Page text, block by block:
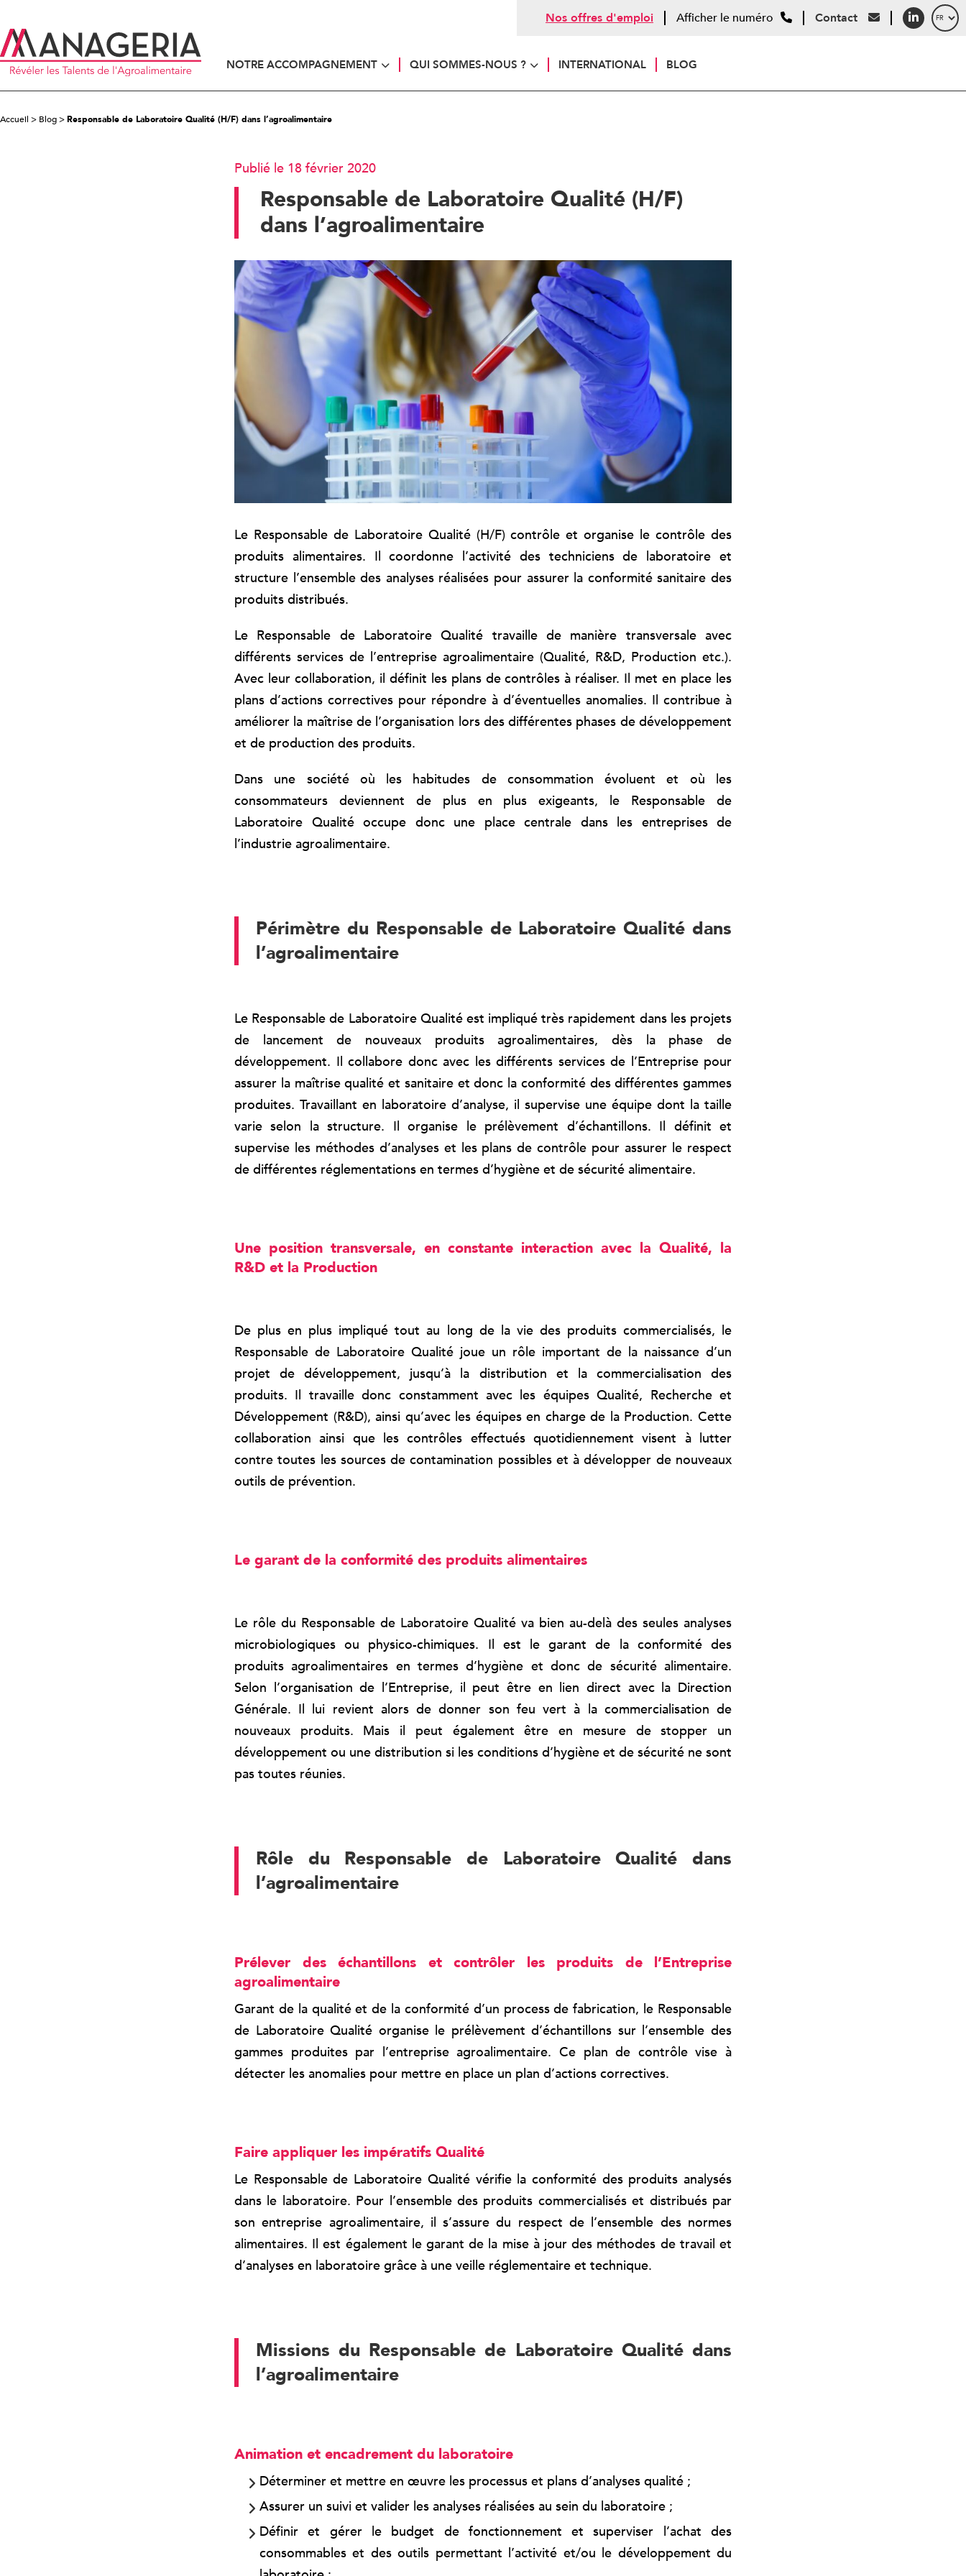
NOTRE ACCOMPAGNEMENT QUI SOMMES-NOUS ? INTERNATIONAL BLOG
Nos offres d'emploi Afficher le numéro Contact
Accueil > Blog>Responsable de Laboratoire Qualité (H/F) dans l’agroalimentaire
Publié le 18 février 2020
Responsable de Laboratoire Qualité (H/F)
dans l’agroalimentaire
Le Responsable de Laboratoire Qualité (H/F) contrôle et organise le contrôle des
produits alimentaires. Il coordonne l’activité des techniciens de laboratoire et
structure l’ensemble des analyses réalisées pour assurer la conformité sanitaire des
produits distribués.
Le Responsable de Laboratoire Qualité travaille de manière transversale avec
différents services de l’entreprise agroalimentaire (Qualité, R&D, Production etc.).
Avec leur collaboration, il définit les plans de contrôles à réaliser. Il met en place les
plans d’actions correctives pour répondre à d’éventuelles anomalies. Il contribue à
améliorer la maîtrise de l’organisation lors des différentes phases de développement
et de production des produits.
Dans une société où les habitudes de consommation évoluent et où les
consommateurs deviennent de plus en plus exigeants, le Responsable de
Laboratoire Qualité occupe donc une place centrale dans les entreprises de
l’industrie agroalimentaire.
Périmètre du Responsable de Laboratoire Qualité dans
l’agroalimentaire
Le Responsable de Laboratoire Qualité est impliqué très rapidement dans les projets
de lancement de nouveaux produits agroalimentaires, dès la phase de
développement. Il collabore donc avec les différents services de l’Entreprise pour
assurer la maîtrise qualité et sanitaire et donc la conformité des différentes gammes
produites. Travaillant en laboratoire d’analyse, il supervise une équipe dont la taille
varie selon la structure. Il organise le prélèvement d’échantillons. Il définit et
supervise les méthodes d’analyses et les plans de contrôle pour assurer le respect
de différentes réglementations en termes d’hygiène et de sécurité alimentaire.
Une position transversale, en constante interaction avec la Qualité, la
R&D et la Production
De plus en plus impliqué tout au long de la vie des produits commercialisés, le
Responsable de Laboratoire Qualité joue un rôle important de la naissance d’un
projet de développement, jusqu’à la distribution et la commercialisation des
produits. Il travaille donc constamment avec les équipes Qualité, Recherche et
Développement (R&D), ainsi qu’avec les équipes en charge de la Production. Cette
collaboration ainsi que les contrôles effectués quotidiennement visent à lutter
contre toutes les sources de contamination possibles et à développer de nouveaux
outils de prévention.
Le garant de la conformité des produits alimentaires
Le rôle du Responsable de Laboratoire Qualité va bien au-delà des seules analyses
microbiologiques ou physico-chimiques. Il est le garant de la conformité des
produits agroalimentaires en termes d’hygiène et donc de sécurité alimentaire.
Selon l’organisation de l’Entreprise, il peut être en lien direct avec la Direction
Générale. Il lui revient alors de donner son feu vert à la commercialisation de
nouveaux produits. Mais il peut également être en mesure de stopper un
développement ou une distribution si les conditions d’hygiène et de sécurité ne sont
pas toutes réunies.
Rôle du Responsable de Laboratoire Qualité dans
l’agroalimentaire
Prélever des échantillons et contrôler les produits de l’Entreprise
agroalimentaire
Garant de la qualité et de la conformité d’un process de fabrication, le Responsable
de Laboratoire Qualité organise le prélèvement d’échantillons sur l’ensemble des
gammes produites par l’entreprise agroalimentaire. Ce plan de contrôle vise à
détecter les anomalies pour mettre en place un plan d’actions correctives.
Faire appliquer les impératifs Qualité
Le Responsable de Laboratoire Qualité vérifie la conformité des produits analysés
dans le laboratoire. Pour l’ensemble des produits commercialisés et distribués par
son entreprise agroalimentaire, il s’assure du respect de l’ensemble des normes
alimentaires. Il est également le garant de la mise à jour des méthodes de travail et
d’analyses en laboratoire grâce à une veille réglementaire et technique.
Missions du Responsable de Laboratoire Qualité dans
l’agroalimentaire
Animation et encadrement du laboratoire
Déterminer et mettre en œuvre les processus et plans d’analyses qualité ;
Assurer un suivi et valider les analyses réalisées au sein du laboratoire ;
Définir et gérer le budget de fonctionnement et superviser l’achat des
consommables et des outils permettant l’activité et/ou le développement du